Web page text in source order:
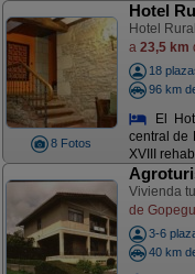
8 Fotos
Hotel
Hotel
a 23,5 km
18
96 km
El
central de
XVIII
Vivienda
de
3-6
40 km